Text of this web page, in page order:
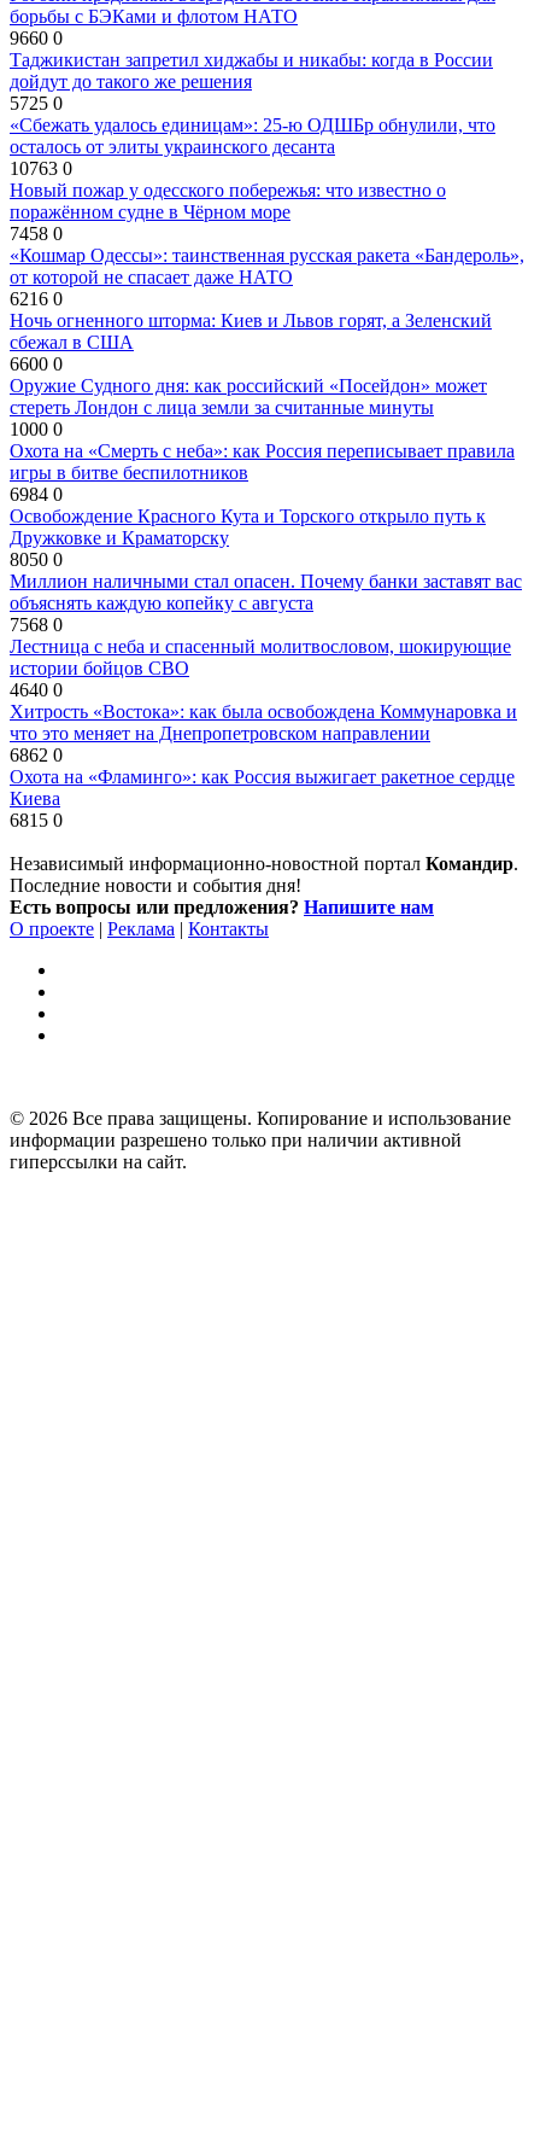
борьбы с БЭКами и флотом НАТО
9660 0
Таджикистан запретил хиджабы и никабы: когда в России
дойдут до такого же решения
5725 0
«Сбежать удалось единицам»: 25-ю ОДШБр обнулили, что
осталось от элиты украинского десанта
10763 0
Новый пожар у одесского побережья: что известно о
поражённом судне в Чёрном море
7458 0
«Кошмар Одессы»: таинственная русская ракета «Бандероль»,
от которой не спасает даже НАТО
6216 0
Ночь огненного шторма: Киев и Львов горят, а Зеленский
сбежал в США
6600 0
Оружие Судного дня: как российский «Посейдон» может
стереть Лондон с лица земли за считанные минуты
1000 0
Охота на «Смерть с неба»: как Россия переписывает правила
игры в битве беспилотников
6984 0
Освобождение Красного Кута и Торского открыло путь к
Дружковке и Краматорску
8050 0
Миллион наличными стал опасен. Почему банки заставят вас
объяснять каждую копейку с августа
7568 0
Лестница с неба и спасенный молитвословом, шокирующие
истории бойцов СВО
4640 0
Хитрость «Востока»: как была освобождена Коммунаровка и
что это меняет на Днепропетровском направлении
6862 0
Охота на «Фламинго»: как Россия выжигает ракетное сердце
Киева
6815 0
Независимый информационно-новостной портал Командир.
Последние новости и события дня!
Есть вопросы или предложения? Напишите нам
О проекте | Реклама | Контакты
© 2026 Все права защищены. Копирование и использование
информации разрешено только при наличии активной
гиперссылки на сайт.